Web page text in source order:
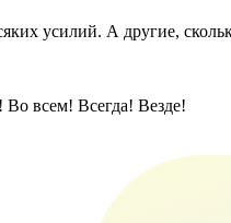
усилий. А другие,
Во всем! Всегда! Везде!